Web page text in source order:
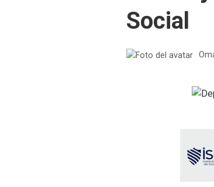
Social